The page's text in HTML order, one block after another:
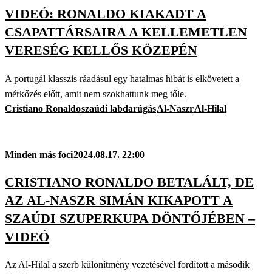
VIDEÓ: RONALDO KIAKADT A
CSAPATTÁRSAIRA A KELLEMETLEN
VERESÉG KELLŐS KÖZEPÉN
A portugál klasszis ráadásul egy hatalmas hibát is elkövetett a
mérkőzés előtt, amit nem szokhattunk meg tőle.
Cristiano Ronaldoszaúdi labdarúgásAl-NaszrAl-Hilal
Minden más foci2024.08.17. 22:00
CRISTIANO RONALDO BETALÁLT, DE
AZ AL-NASZR SIMÁN KIKAPOTT A
SZAÚDI SZUPERKUPA DÖNTŐJÉBEN –
VIDEÓ
Az Al-Hilal a szerb különítmény vezetésével fordított a második